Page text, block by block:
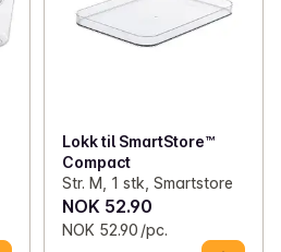
Lokk til SmartStore™
Compact
Str. M, 1 stk, Smartstore
NOK 52.90
NOK 52.90 /pc.